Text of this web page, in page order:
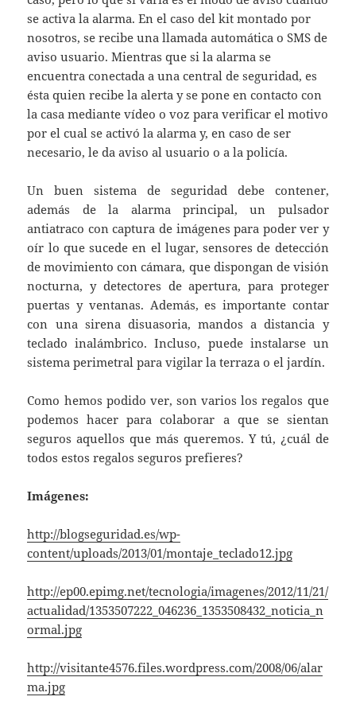
se activa la alarma. En el caso del kit montado por
nosotros, se recibe una llamada automática o SMS de
aviso usuario. Mientras que si la alarma se
encuentra conectada a una central de seguridad, es
ésta quien recibe la alerta y se pone en contacto con
la casa mediante vídeo o voz para verificar el motivo
por el cual se activó la alarma y, en caso de ser
necesario, le da aviso al usuario o a la policía.
Un buen sistema de seguridad debe contener,
además de la alarma principal, un pulsador
antiatraco con captura de imágenes para poder ver y
oír lo que sucede en el lugar, sensores de detección
de movimiento con cámara, que dispongan de visión
nocturna, y detectores de apertura, para proteger
puertas y ventanas. Además, es importante contar
con una sirena disuasoria, mandos a distancia y
teclado inalámbrico. Incluso, puede instalarse un
sistema perimetral para vigilar la terraza o el jardín.
Como hemos podido ver, son varios los regalos que
podemos hacer para colaborar a que se sientan
seguros aquellos que más queremos. Y tú, ¿cuál de
todos estos regalos seguros prefieres?
Imágenes:
http://blogseguridad.es/wp-
content/uploads/2013/01/montaje_teclado12.jpg
http://ep00.epimg.net/tecnologia/imagenes/2012/11/21/
actualidad/1353507222_046236_1353508432_noticia_n
ormal.jpg
http://visitante4576.files.wordpress.com/2008/06/alar
ma.jpg